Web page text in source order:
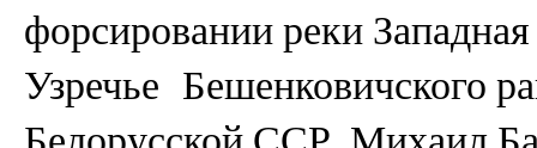
форсировании реки
Узречье Бешенковичского